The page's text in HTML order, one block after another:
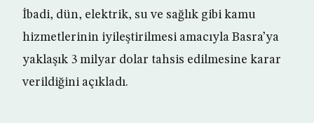
İbadi, dün, elektrik, su ve sağlık gibi kamu
hizmetlerinin iyileştirilmesi amacıyla Basra’ya
yaklaşık 3 milyar dolar tahsis edilmesine karar
verildiğini açıkladı.